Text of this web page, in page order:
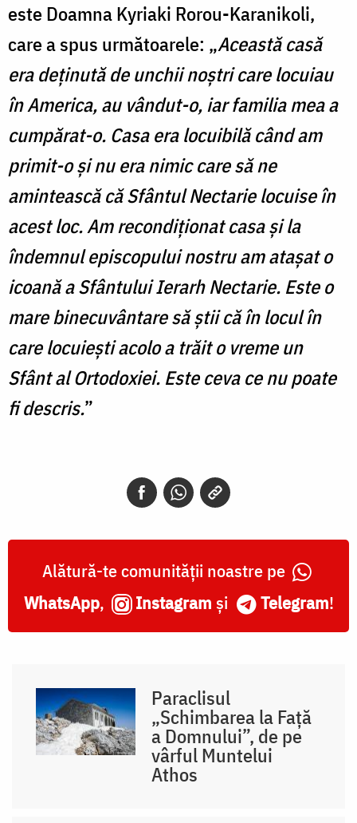
este Doamna Kyriaki Rorou-Karanikoli,
care a spus următoarele: „Această casă
era deținută de unchii noștri care locuiau
în America, au vândut-o, iar familia mea a
cumpărat-o. Casa era locuibilă când am
primit-o și nu era nimic care să ne
amintească că Sfântul Nectarie locuise în
acest loc. Am recondiționat casa și la
îndemnul episcopului nostru am atașat o
icoană a Sfântului Ierarh Nectarie. Este o
mare binecuvântare să știi că în locul în
care locuiești acolo a trăit o vreme un
Sfânt al Ortodoxiei. Este ceva ce nu poate
fi descris.”
Alătură-te comunității noastre pe
WhatsApp, Instagram și Telegram!
Paraclisul
„Schimbarea la Față
a Domnului”, de pe
vârful Muntelui
Athos